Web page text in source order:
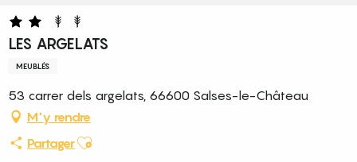
LES ARGELATS
MEUBLÉS
53 carrer dels argelats, 66600 Salses-le-Château
M'y rendre
PartagerAjouter aux favoris